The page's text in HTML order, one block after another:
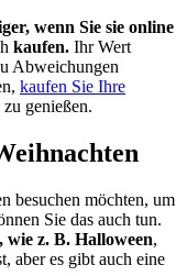
wenn Sie sie online
kaufen. Ihr Wert
Abweichungen
kaufen Sie Ihre
genießen.
besuchen möchten, um
Sie das auch tun.
wie z. B. Halloween,
aber es gibt auch eine